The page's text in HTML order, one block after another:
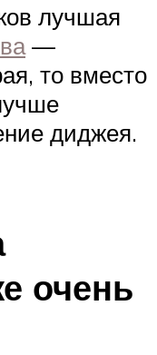
лучшая
—
то вместо
диджея.
очень